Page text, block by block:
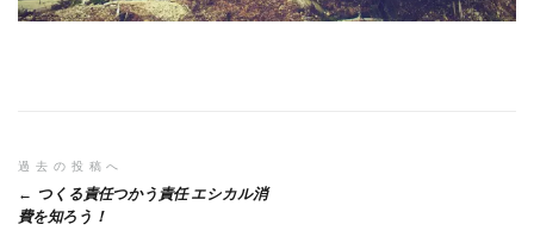
投
稿
過去の投稿へ
つくる責任つかう責任 エシカル消
費を知ろう！